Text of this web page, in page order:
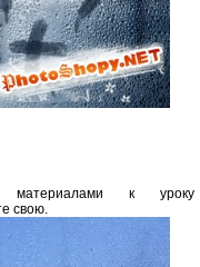
к уроку
свою.